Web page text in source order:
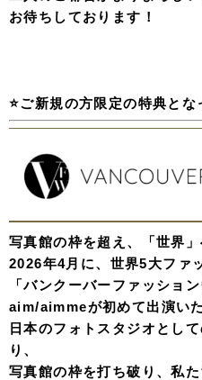
お待ちしております！
⭐️ご新規の方限定の特典とな
写真館の枠を超え、「世界」
2026年4月に、世界5大ファ
「バンクーバーファッショ
aim/aimmeが初めて出演い
日本のフォトスタジオとし
り、
写真館の枠を打ち破り、私